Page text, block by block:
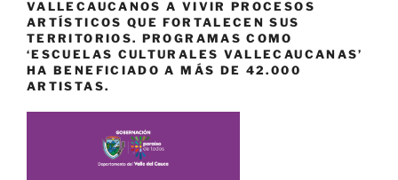
VALLECAUCANOS A VIVIR PROCESOS
ARTÍSTICOS QUE FORTALECEN SUS
TERRITORIOS. PROGRAMAS COMO
‘ESCUELAS CULTURALES VALLECAUCANAS’
HA BENEFICIADO A MÁS DE 42.000
ARTISTAS.